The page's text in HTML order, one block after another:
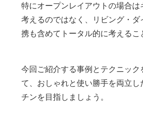
特にオープンレイアウトの場合は
考えるのではなく、リビング・ダ
携も含めてトータル的に考えるこ
今回ご紹介する事例とテクニック
て、おしゃれと使い勝手を両立し
チンを目指しましょう。